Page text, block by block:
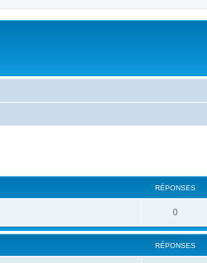
RÉPONSES
0
RÉPONSES